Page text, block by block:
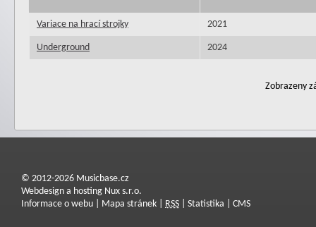
Variace na hrací strojky 2021
Underground 2024
Zobrazeny
© 2012-2026 Musicbase.cz
Webdesign a hosting Nux s.r.o.
Informace o webu
Mapa stránek RSS Statistika CMS